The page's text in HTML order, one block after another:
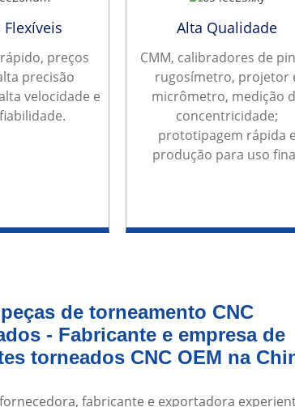
Flexíveis
preços
precisão
velocidade e
Alta Qualidade
CMM, calibradores de
rugosímetro, projetor
micrômetro, medição
concentricidade;
prototipagem rápida e
produção para uso
de torneamento CNC
- Fabricante e empresa de
torneados CNC OEM na
fabricante e exportadora